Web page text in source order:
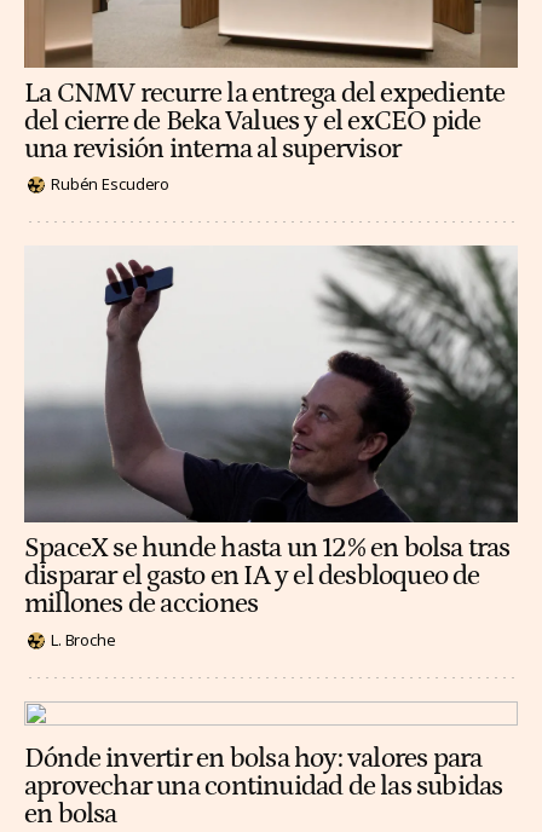
La CNMV recurre la entrega del expediente
del cierre de Beka Values y el exCEO pide
una revisión interna al supervisor
Rubén Escudero
SpaceX se hunde hasta un 12% en bolsa tras
disparar el gasto en IA y el desbloqueo de
millones de acciones
L. Broche
Dónde invertir en bolsa hoy: valores para
aprovechar una continuidad de las subidas
en bolsa